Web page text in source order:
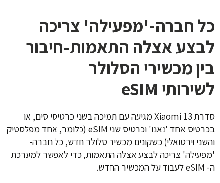
כל חברה-'מפעילה' צריכה
לבצע אצלה התאמות-חיבור
בין מכשירי הסלולר
לשירותי eSIM
סדרת Xiaomi 13 מגיעה עם תמיכה בשני כרטיסי סים, או
בכרטיס אחד 'נאנו' וכרטיס שני eSIM (כלומר, אחד מפלסטיק
והשני וירטואלי) כשקונים מכשיר סלולר חדש, כל חברה-
'מפעילה' צריכה לבצע אצלה התאמות, כדי לאפשר למערכת
ה- eSIM לעבוד על המכשיר החדש.